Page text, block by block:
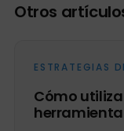
Otros
ESTRATEGIAS
Cómo